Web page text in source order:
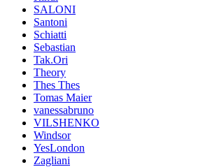
SALONI
Santoni
Schiatti
Sebastian
Tak.Ori
Theory
Thes Thes
Tomas Maier
vanessabruno
VILSHENKO
Windsor
YesLondon
Zagliani